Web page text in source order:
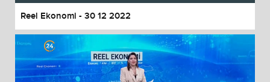
Reel Ekonomi - 30 12 2022